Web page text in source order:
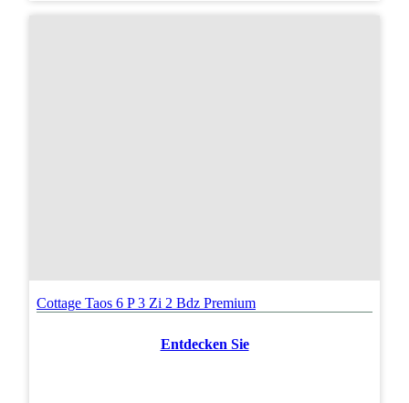
Cottage Taos 6 P 3 Zi 2 Bdz Premium
Entdecken Sie